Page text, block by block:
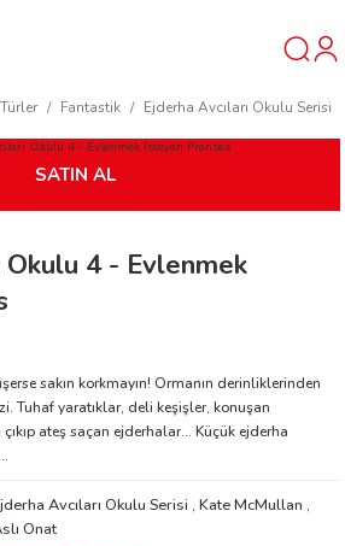
Türler Fantastik Ejderha Avcıları Okulu Serisi
SATIN AL
Okulu 4 - Evlenmek
sakın korkmayın! Ormanın derinliklerinden
Tuhaf yaratıklar, deli keşişler, konuşan
ateş saçan ejderhalar… Küçük ejderha
Avcıları Okulu Serisi , Kate McMullan ,
Onat